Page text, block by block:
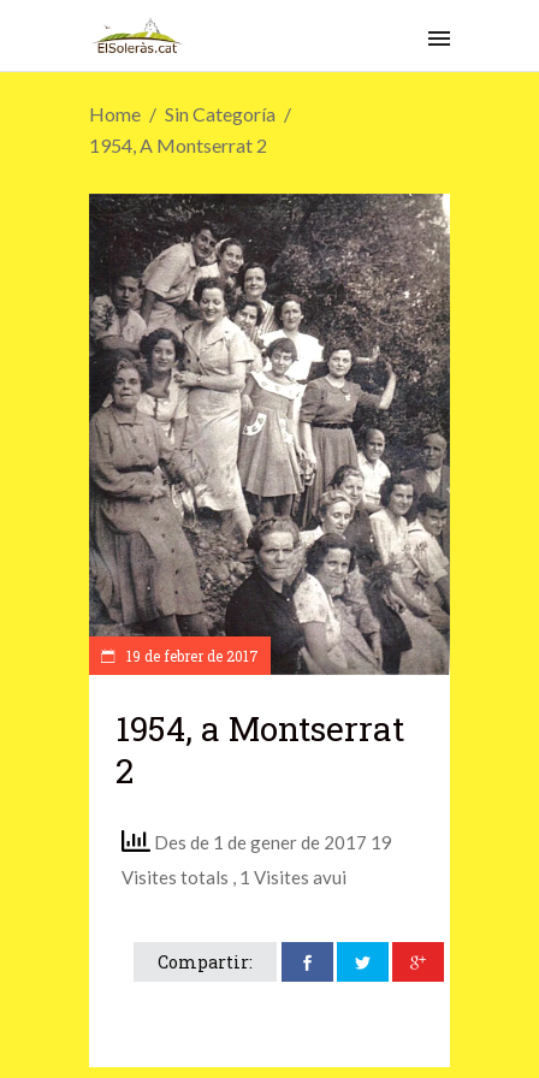
Home
Sin Categoría
1954, A Montserrat 2
19 de febrer de 2017
1954, a Montserrat
2
Des de 1 de gener de 2017 19
Visites totals , 1 Visites avui
Compartir: